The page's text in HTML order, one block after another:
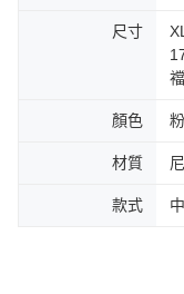
尺寸
顏色
材質
款式